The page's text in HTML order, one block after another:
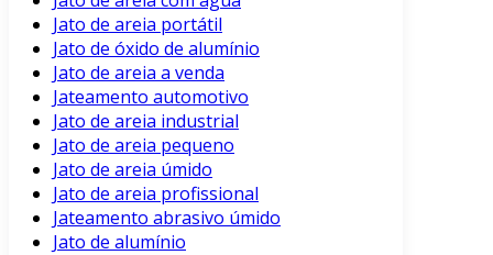
Jato de areia portátil
Jato de óxido de alumínio
Jato de areia a venda
Jateamento automotivo
Jato de areia industrial
Jato de areia pequeno
Jato de areia úmido
Jato de areia profissional
Jateamento abrasivo úmido
Jato de alumínio